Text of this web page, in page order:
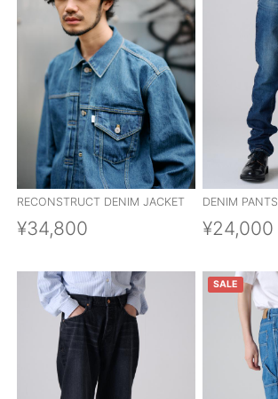
RECONSTRUCT DENIM JACKET
¥34,800
DENIM PANTS
¥24,000
SALE